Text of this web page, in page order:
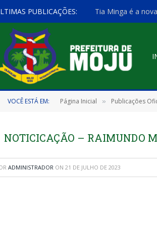
PUBLICAÇÕES: Tia Minga é a
VOCÊ ESTÁ EM: Página Inicial » Publicações
NOTICICAÇÃO – RAIMUNDO
ADMINISTRADOR ON 21 DE JULHO DE 2023